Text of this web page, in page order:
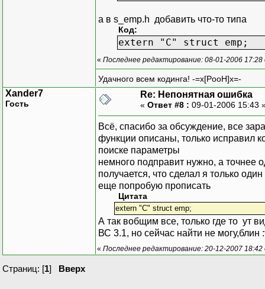
а в s_emp.h добавить что-то типа
Код:
extern "C" struct emp;
« Последнее редактирование: 08-01-2006
Удачного всем кодинга! -=x[PooH]x=-
Xander7
Гость
Re: Непонятная ошибка
« Ответ #8 : 09-01-2006 15:43
Всё, спасибо за обсуждение, все
функции описаны, только исправил
поиске параметры
немного подправит нужно, а точнее
получается, что сделал я только
еще попробую прописать
Цитата
extern "C" struct emp;
А так вобщим все, только где то ут
ВС 3.1, но сейчас найти не могу,блин
« Последнее редактирование: 20-12-2007
Страниц: [1] Вверх